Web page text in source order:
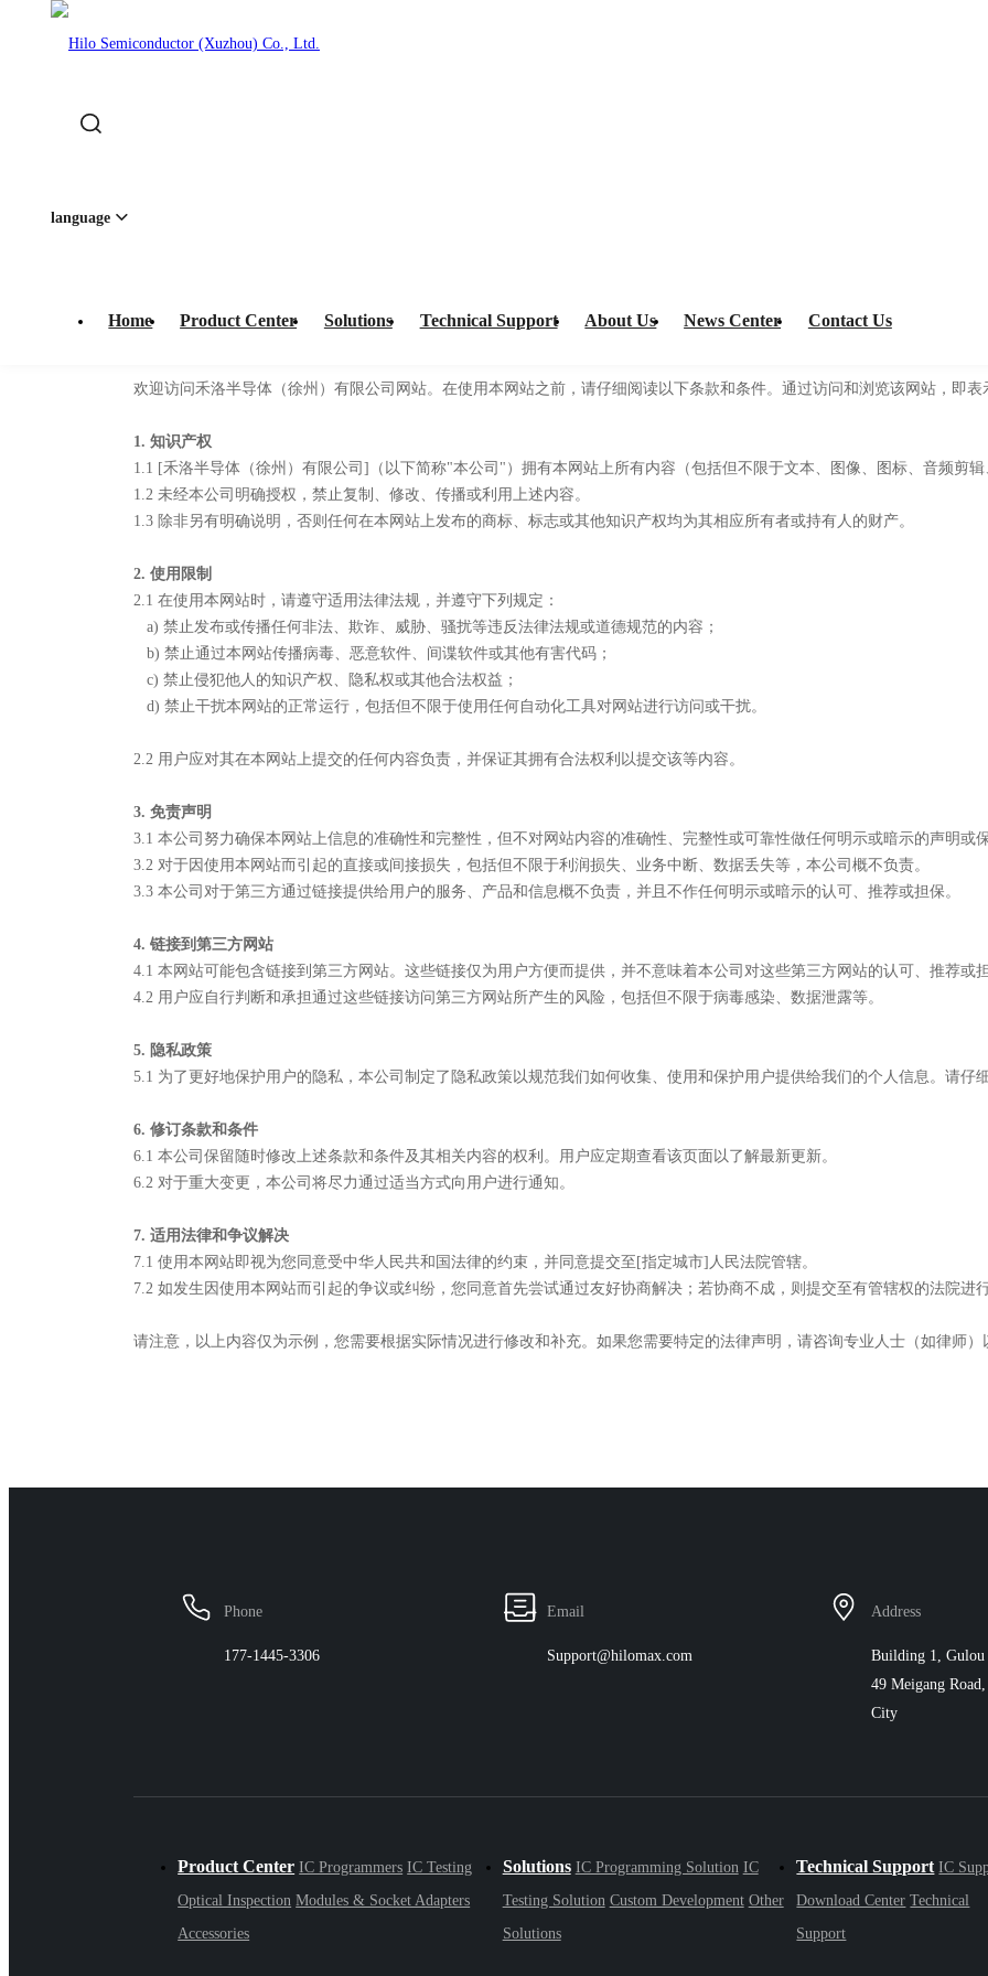
language
Home Product Center Solutions Technical Support About Us News Center Contact Us
Legal Statement
欢迎访问禾洛半导体（徐州）有限公司网站。在使用本网站之前，请仔细阅读以下条款和条件。通过访问和浏览该网站，即表
1. 知识产权
1.1 [禾洛半导体（徐州）有限公司]（以下简称"本公司"）拥有本网站上所有内容（包括但不限于文本、图像、图标、音频剪辑
1.2 未经本公司明确授权，禁止复制、修改、传播或利用上述内容。
1.3 除非另有明确说明，否则任何在本网站上发布的商标、标志或其他知识产权均为其相应所有者或持有人的财产。
2. 使用限制
2.1 在使用本网站时，请遵守适用法律法规，并遵守下列规定：
a) 禁止发布或传播任何非法、欺诈、威胁、骚扰等违反法律法规或道德规范的内容；
b) 禁止通过本网站传播病毒、恶意软件、间谍软件或其他有害代码；
c) 禁止侵犯他人的知识产权、隐私权或其他合法权益；
d) 禁止干扰本网站的正常运行，包括但不限于使用任何自动化工具对网站进行访问或干扰。
2.2 用户应对其在本网站上提交的任何内容负责，并保证其拥有合法权利以提交该等内容。
3. 免责声明
3.1 本公司努力确保本网站上信息的准确性和完整性，但不对网站内容的准确性、完整性或可靠性做任何明示或暗示的声明或保
3.2 对于因使用本网站而引起的直接或间接损失，包括但不限于利润损失、业务中断、数据丢失等，本公司概不负责。
3.3 本公司对于第三方通过链接提供给用户的服务、产品和信息概不负责，并且不作任何明示或暗示的认可、推荐或担保。
4. 链接到第三方网站
4.1 本网站可能包含链接到第三方网站。这些链接仅为用户方便而提供，并不意味着本公司对这些第三方网站的认可、推荐或担
4.2 用户应自行判断和承担通过这些链接访问第三方网站所产生的风险，包括但不限于病毒感染、数据泄露等。
5. 隐私政策
5.1 为了更好地保护用户的隐私，本公司制定了隐私政策以规范我们如何收集、使用和保护用户提供给我们的个人信息。请仔
6. 修订条款和条件
6.1 本公司保留随时修改上述条款和条件及其相关内容的权利。用户应定期查看该页面以了解最新更新。
6.2 对于重大变更，本公司将尽力通过适当方式向用户进行通知。
7. 适用法律和争议解决
7.1 使用本网站即视为您同意受中华人民共和国法律的约束，并同意提交至[指定城市]人民法院管辖。
7.2 如发生因使用本网站而引起的争议或纠纷，您同意首先尝试通过友好协商解决；若协商不成，则提交至有管辖权的法院进行
请注意，以上内容仅为示例，您需要根据实际情况进行修改和补充。如果您需要特定的法律声明，请咨询专业人士（如律师）
Phone
177-1445-3306
Email
Support@hilomax.com
Address
Building 1, Gulou
49 Meigang
City
Product Center IC Programmers IC Testing
Optical Inspection Modules & Socket Adapters
Accessories
Solutions IC Programming Solution IC
Testing Solution Custom Development Other
Solutions
Technical Support IC
Download Center Technical
Support